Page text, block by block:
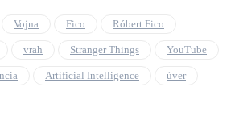
Vojna Fico Róbert Fico
vrah Stranger Things YouTube
Artificial Intelligence úver